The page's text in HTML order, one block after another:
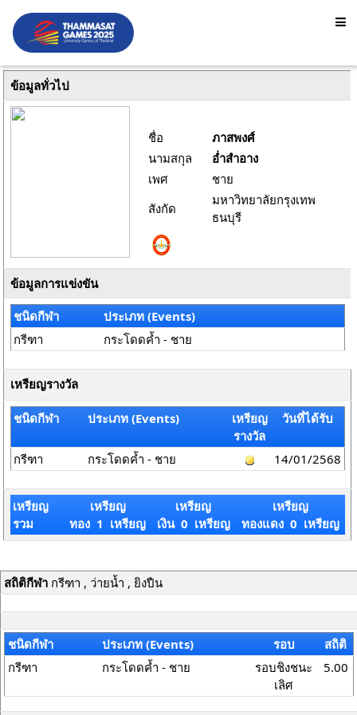
ข้อมูลทั่วไป
ชื่อ
ภาสพงศ์
นามสกุล
อ่ำสำอาง
เพศ
ชาย
สังกัด
มหาวิทยาลัยกรุงเทพ
ธนบุรี
ข้อมูลการแข่งขัน
ชนิดกีฬา
ประเภท (Events)
กรีฑา
กระโดดค้ำ - ชาย
เหรียญรางวัล
ชนิดกีฬา ประเภท (Events)
เหรียญ
รางวัล
วันที่ได้รับ
กรีฑา กระโดดค้ำ - ชาย 14/01/2568
เหรียญ
รวม
เหรียญ
ทอง 1 เหรียญ
เหรียญ
เงิน 0 เหรียญ
เหรียญ
ทองแดง 0 เหรียญ
สถิติกีฬากรีฑา , ว่ายน้ำ , ยิงปืน
ชนิดกีฬา ประเภท (Events) รอบ
สถิติ
กรีฑา
กระโดดค้ำ - ชาย
รอบชิงชนะ
เลิศ
5.00